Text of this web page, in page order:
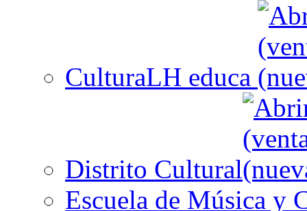
CulturaLH educa
Distrito Cultural
Escuela de Música y